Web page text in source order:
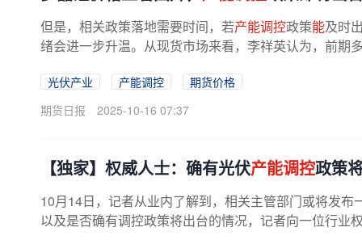
但是，相关政策落地需要时间，若产能调控政策能及时
绪会进一步升温。从现货市场来看，李祥英认为，前期
光伏产业 产能调控
期货价格
期货日报
2025-10-16 07:37
【独家】权威人士：确有光伏产能调控政策
10月14日，记者从业内了解到，相关主管部门或将发布
以及是否确有调控政策将出台的情况，记者向一位行业